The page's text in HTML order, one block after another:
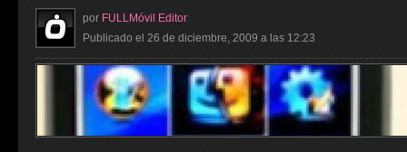
por FULLMóvil Editor
Publicado el 26 de diciembre, 2009 a las 12:23